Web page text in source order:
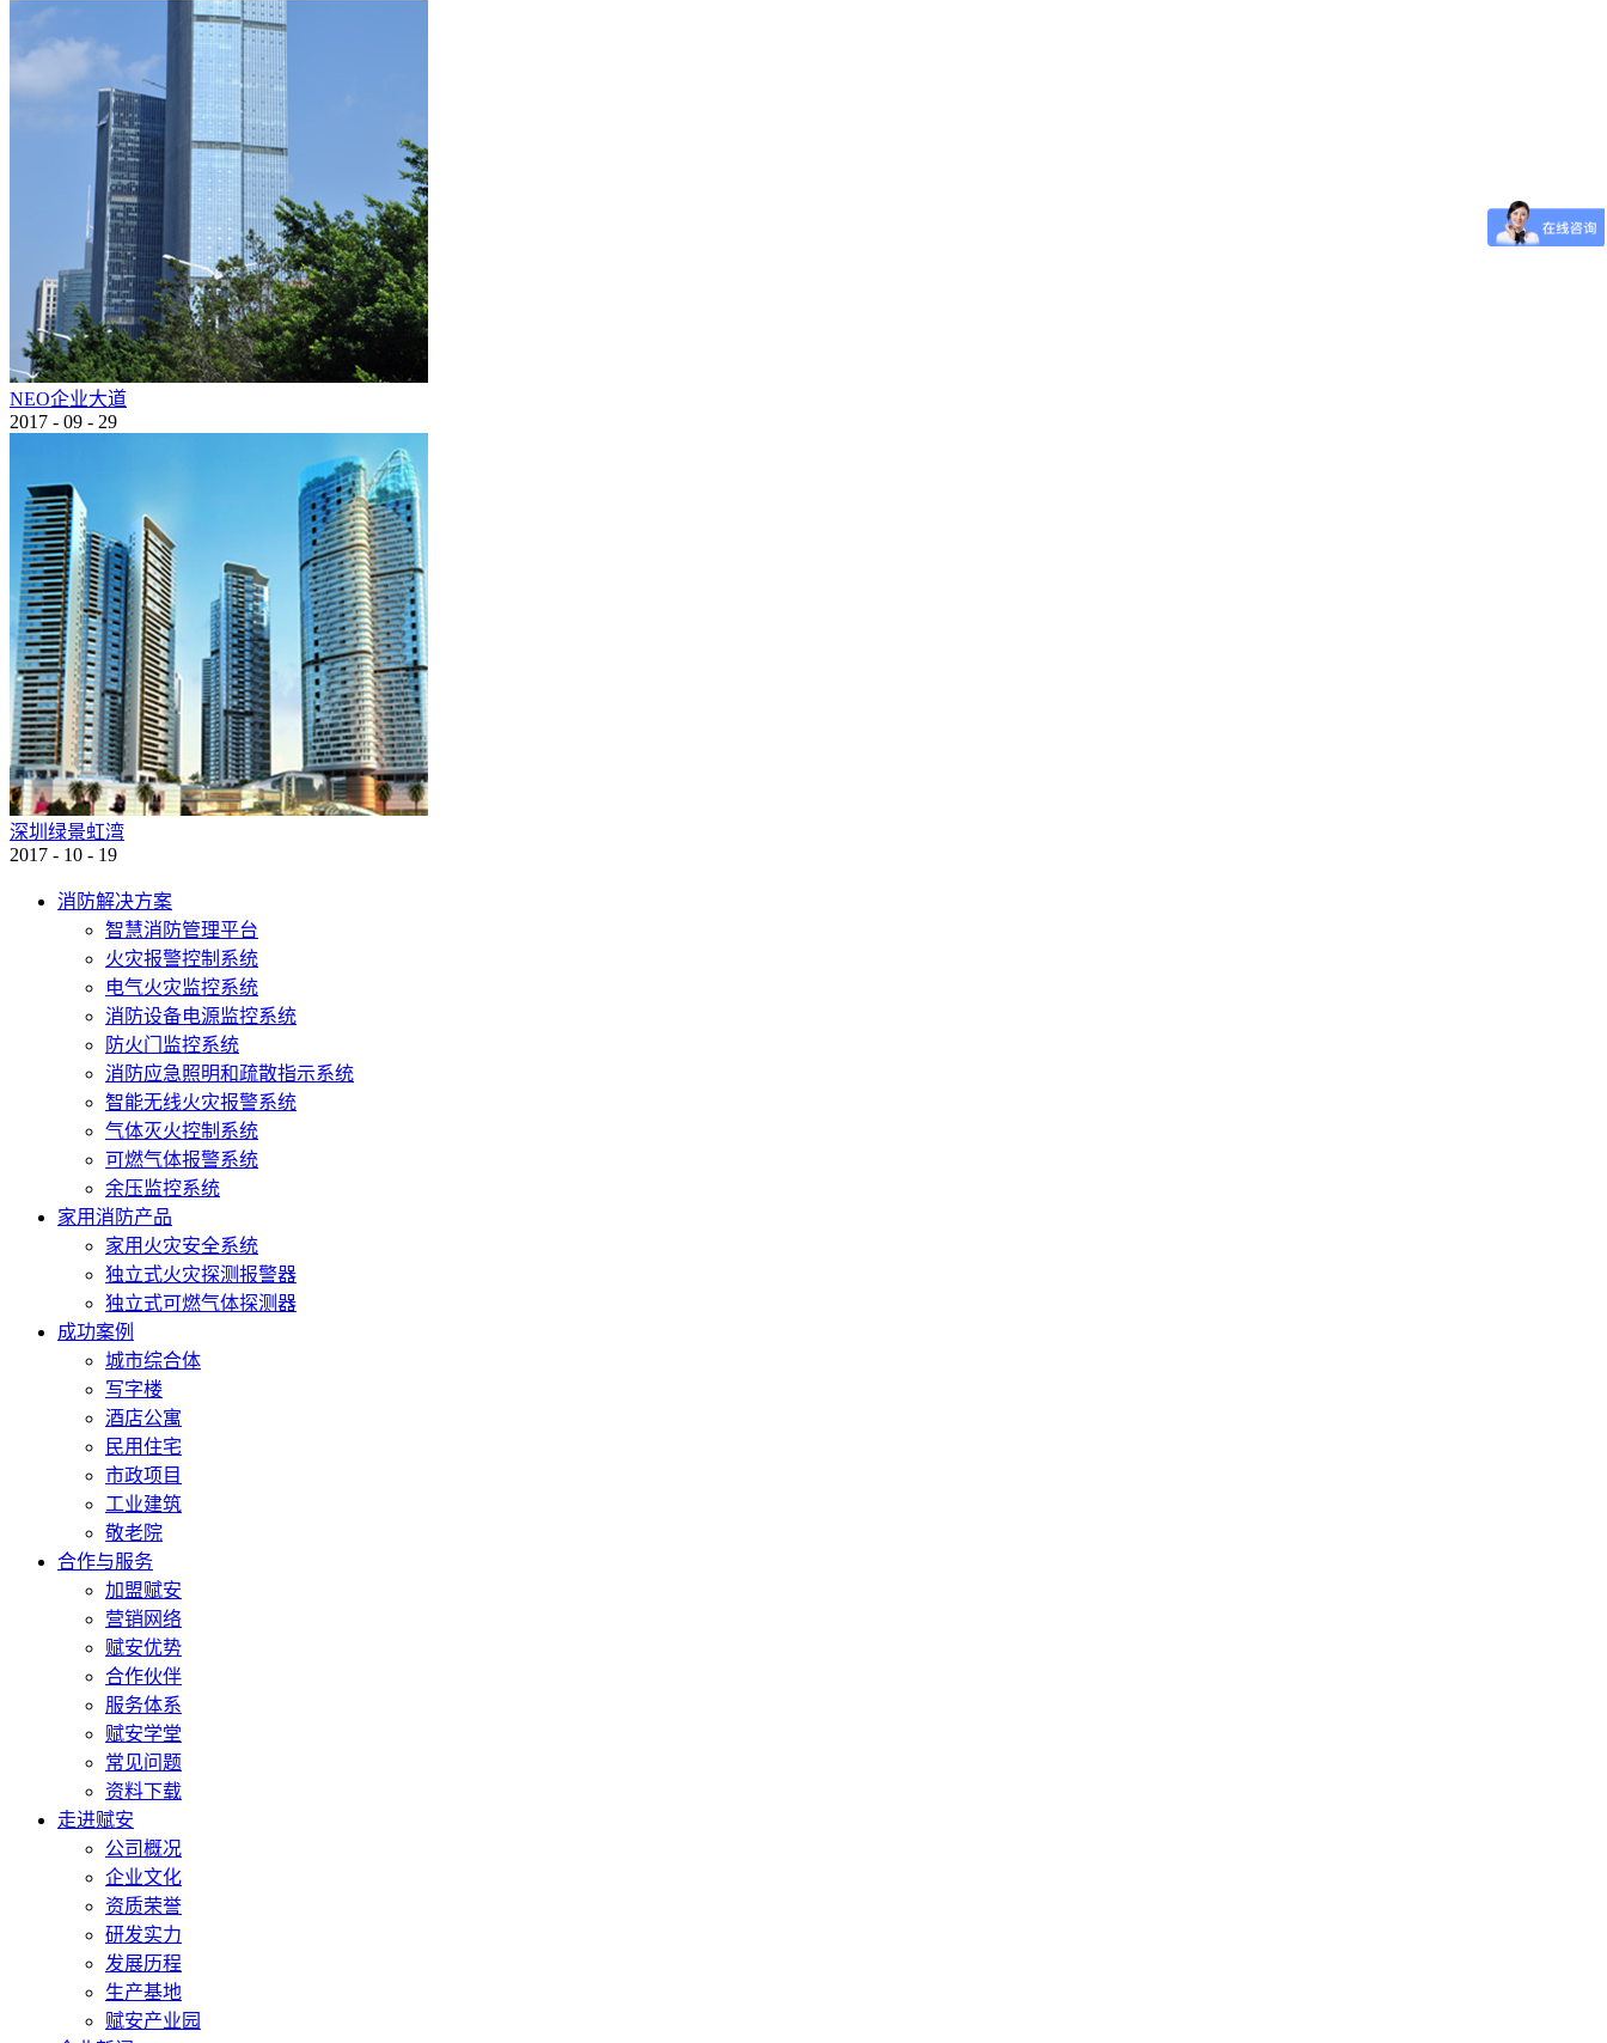
NEO企业大道
2017 - 09 - 29
深圳绿景虹湾
2017 - 10 - 19
消防解决方案
智慧消防管理平台
火灾报警控制系统
电气火灾监控系统
消防设备电源监控系统
防火门监控系统
消防应急照明和疏散指示系统
智能无线火灾报警系统
气体灭火控制系统
可燃气体报警系统
余压监控系统
家用消防产品
家用火灾安全系统
独立式火灾探测报警器
独立式可燃气体探测器
成功案例
城市综合体
写字楼
酒店公寓
民用住宅
市政项目
工业建筑
敬老院
合作与服务
加盟赋安
营销网络
赋安优势
合作伙伴
服务体系
赋安学堂
常见问题
资料下载
走进赋安
公司概况
企业文化
资质荣誉
研发实力
发展历程
生产基地
赋安产业园